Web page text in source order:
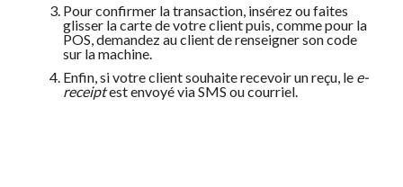
Pour confirmer la transaction, insérez ou faites
glisser la carte de votre client puis, comme pour la
POS, demandez au client de renseigner son code
sur la machine.
Enfin, si votre client souhaite recevoir un reçu, le e-
receiptest envoyé via SMS ou courriel.